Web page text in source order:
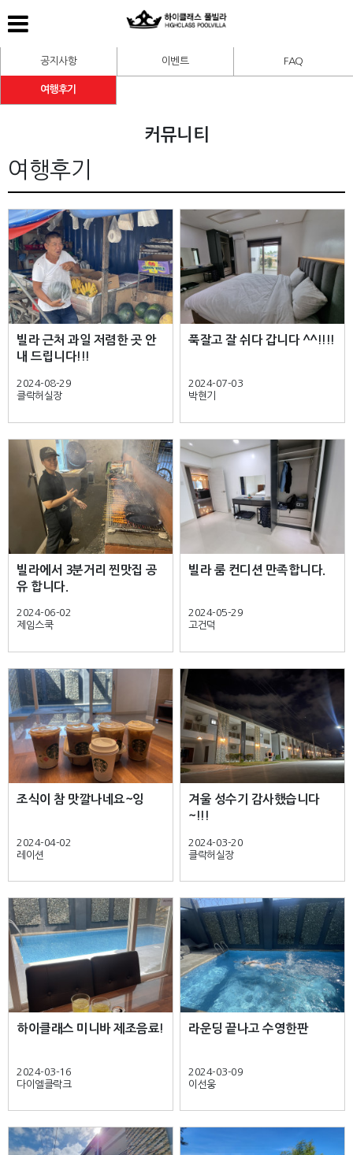
공지사항 이벤트 FAQ
여행후기
커뮤니티
여행후기
빌라 근처 과일 저렴한 곳 안
내 드립니다!!!
2024-08-29
클락허실장
푹잘고 잘 쉬다 갑니다 ^^!!!!
2024-07-03
박현기
빌라에서 3분거리 찐맛집 공
유 합니다.
2024-06-02
제임스쿡
빌라 룸 컨디션 만족합니다.
2024-05-29
고건덕
조식이 참 맛깔나네요~잉
2024-04-02
레이션
겨울 성수기 감사했습니다
~!!!
2024-03-20
클락허실장
하이클래스 미니바 제조음료!
2024-03-16
다이엘클락크
라운딩 끝나고 수영한판
2024-03-09
이선웅